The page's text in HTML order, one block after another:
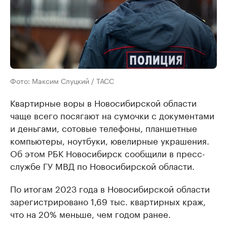
Фото: Максим Слуцкий / ТАСС
Квартирные воры в Новосибирской области
чаще всего посягают на сумочки с документами
и деньгами, сотовые телефоны, планшетные
компьютеры, ноутбуки, ювелирные украшения.
Об этом РБК Новосибирск сообщили в пресс-
службе ГУ МВД по Новосибирской области.
По итогам 2023 года в Новосибирской области
зарегистрировано 1,69 тыс. квартирных краж,
что на 20% меньше, чем годом ранее.